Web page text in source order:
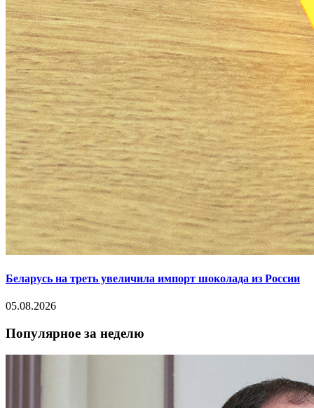
Беларусь на треть увеличила импорт шоколада из России
05.08.2026
Популярное за неделю